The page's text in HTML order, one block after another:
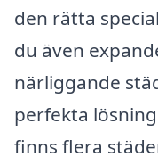
den rätta
du även
närliggande
perfekta
finns flera